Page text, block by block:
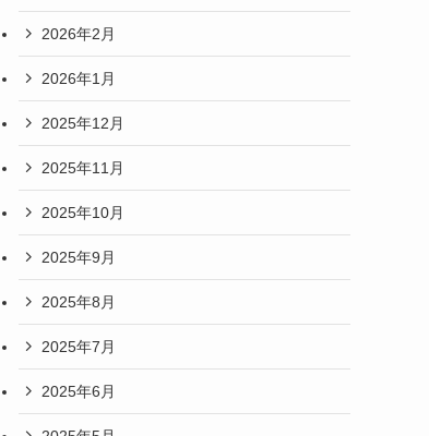
2026年2月
2026年1月
2025年12月
2025年11月
2025年10月
2025年9月
2025年8月
2025年7月
2025年6月